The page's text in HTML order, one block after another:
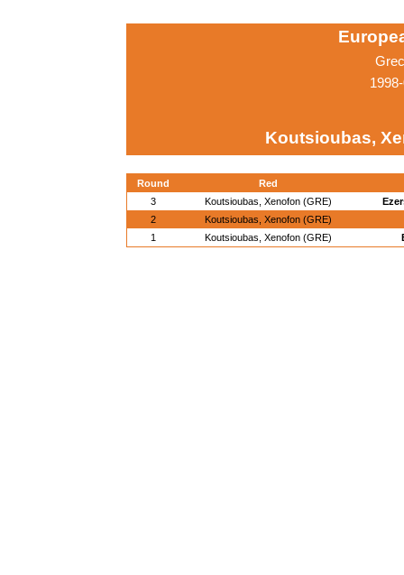
Koutsioubas,
Round
Red
3
Koutsioubas, Xenofon (GRE)
2
Koutsioubas, Xenofon (GRE)
1
Koutsioubas, Xenofon (GRE)